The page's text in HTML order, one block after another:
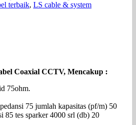
terbaik, LS cable & system
Coaxial CCTV, Mencakup :
75ohm.
75 jumlah kapasitas (pf/m) 50
85 tes sparker 4000 srl (db) 20